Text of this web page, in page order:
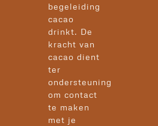
begeleiding
cacao
drinkt. De
kracht van
cacao dient
ter
ondersteuning
om contact
te maken
met je